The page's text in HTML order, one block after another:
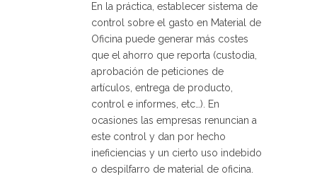
En la práctica, establecer sistema de
control sobre el gasto en Material de
Oficina puede generar más costes
que el ahorro que reporta (custodia,
aprobación de peticiones de
artículos, entrega de producto,
control e informes, etc…). En
ocasiones las empresas renuncian a
este control y dan por hecho
ineficiencias y un cierto uso indebido
o despilfarro de material de oficina.